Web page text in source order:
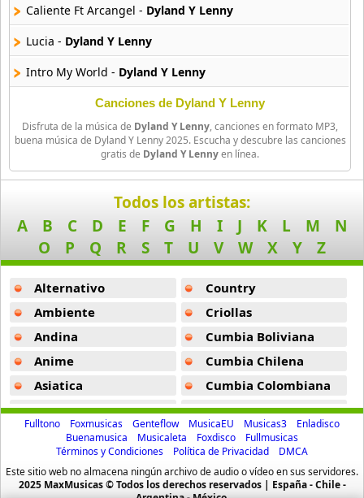
Arthur
4 músicas online
Asesino
21 músicas online
Aspirante
93 músicas online
Audio El Sonido Musikal
3 músicas online
Babilonia
Baby Karen
17 músicas online
Baby Ranks
16 músicas online
Baby Rasta
21 músicas online
Caliente Ft Arcangel - Dyland Y Lenny
Lucia - Dyland Y Lenny
Intro My World - Dyland Y Lenny
Sexo En La Disco -Dyland Y Lenny
Quiere Pa Que Te Quieran Pop Version -Dyland Y Lenny
Dyland Y Lenny
Quiere Pa Que Te Quieran -Dyland Y Lenny
Canciones de Dyland Y Lenny
Disfruta de la música de Dyland Y Lenny, canciones en formato MP3,
buena música de Dyland Y Lenny 2025. Escucha y descubre las canciones
gratis de Dyland Y Lennyen línea.
Todos los artistas:
A
B C D E F G H I J K L M
N
O
P Q R S T U V W X Y Z
Alternativo
Ambiente
Andina
Anime
Asiatica
Atevip
Bachatas
Baladas
Baladas De Oro
Country
Criollas
Cumbia Boliviana
Cumbia Chilena
Cumbia Colombiana
Cumbia Ecuatoriana
Cumbia Mexicana
Cumbia Pop
Cumbia Surena
Fulltono Foxmusicas Genteflow MusicaEU Musicas3
Enladisco
Buenamusica
Musicaleta Foxdisco
Fullmusicas
Términos y Condiciones
Política de Privacidad
DMCA
Este sitio web no almacena ningún archivo de audio o vídeo en sus servidores.
2025 MaxMusicas © Todos los derechos reservados | España - Chile -